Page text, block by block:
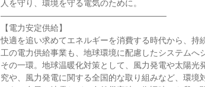
人を守り、環境を守る電気のために。
――――――――――――――――――――
【電力安定供給】
快適を追い求めてエネルギーを消費する時代から、
工の電力供給事業も、地球環境に配慮したシステム
その一環。地球温暖化対策として、風力発電や太陽
究や、風力発電に関する全国的な取り組みなど、環